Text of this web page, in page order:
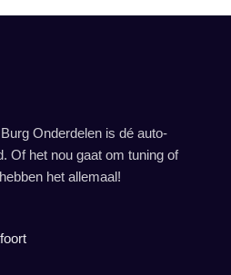
Onderdelen is dé auto-
Of het nou gaat om tuning of
het allemaal!